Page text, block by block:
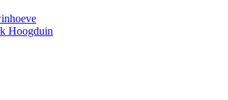
Hoogduin